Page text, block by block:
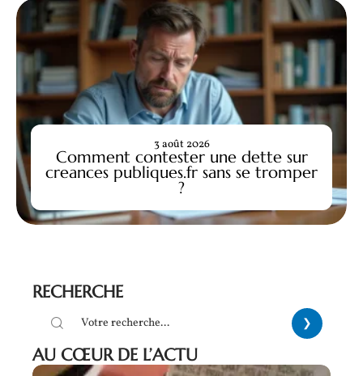
Comment contester une dette sur
creances publiques.fr sans se tromper
?
3 août 2026
RECHERCHE
AU CŒUR DE L’ACTU